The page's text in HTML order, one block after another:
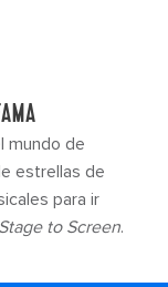
mundo de
estrellas de
para ir
Stage to Screen.